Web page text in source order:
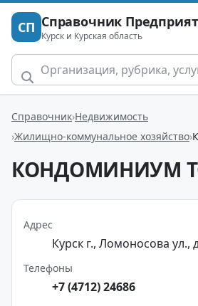
СП Справочник
Курск и Курская область
Справочник Недвижимость
Жилищно-коммунальное хозяйство
КОНДОМИНИУМ
Адрес
Курск г., Ломоносова ул.,
Телефоны
+7 (4712) 24686